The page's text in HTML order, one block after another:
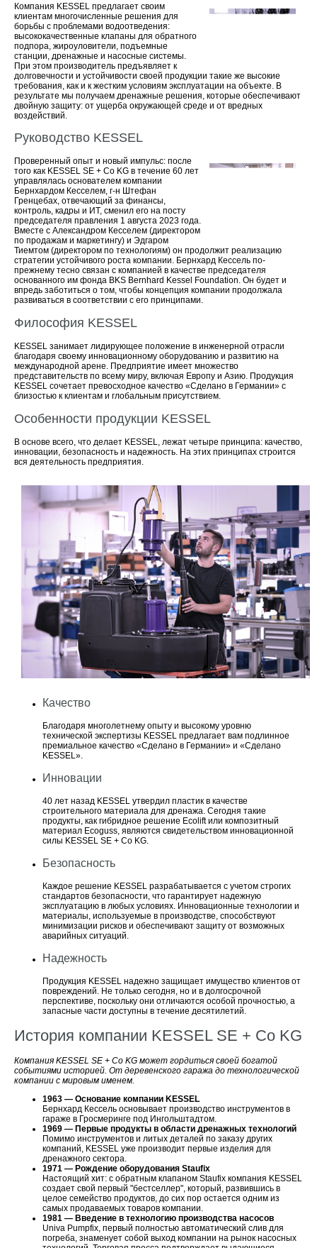
Компания KESSEL предлагает своим
клиентам многочисленные решения для
борьбы с проблемами водоотведения:
высококачественные клапаны для обратного
подпора, жироуловители, подъемные
станции, дренажные и насосные системы.
При этом производитель предъявляет к
долговечности и устойчивости своей продукции такие же высокие
требования, как и к жестким условиям эксплуатации на объекте. В
результате мы получаем дренажные решения, которые обеспечивают
двойную защиту: от ущерба окружающей среде и от вредных
воздействий.
Руководство KESSEL
Проверенный опыт и новый импульс: после
того как KESSEL SE + Co KG в течение 60 лет
управлялась основателем компании
Бернхардом Кесселем, г-н Штефан
Гренцебах, отвечающий за финансы,
контроль, кадры и ИТ, сменил его на посту
председателя правления 1 августа 2023 года.
Вместе с Александром Кесселем (директором
по продажам и маркетингу) и Эдгаром
Тиемтом (директором по технологиям) он продолжит реализацию
стратегии устойчивого роста компании. Бернхард Кессель по-
прежнему тесно связан с компанией в качестве председателя
основанного им фонда BKS Bernhard Kessel Foundation. Он будет и
впредь заботиться о том, чтобы концепция компании продолжала
развиваться в соответствии с его принципами.
Философия KESSEL
KESSEL занимает лидирующее положение в инженерной отрасли
благодаря своему инновационному оборудованию и развитию на
международной арене. Предприятие имеет множество
представительств по всему миру, включая Европу и Азию. Продукция
KESSEL сочетает превосходное качество «Сделано в Германии» с
близостью к клиентам и глобальным присутствием.
Особенности продукции KESSEL
В основе всего, что делает KESSEL, лежат четыре принципа: качество,
инновации, безопасность и надежность. На этих принципах строится
вся деятельность предприятия.
Качество
Благодаря многолетнему опыту и высокому уровню
технической экспертизы KESSEL предлагает вам подлинное
премиальное качество «Сделано в Германии» и «Сделано
KESSEL».
Инновации
40 лет назад KESSEL утвердил пластик в качестве
строительного материала для дренажа. Сегодня такие
продукты, как гибридное решение Ecolift или композитный
материал Ecoguss, являются свидетельством инновационной
силы KESSEL SE + Co KG.
Безопасность
Каждое решение KESSEL разрабатывается с учетом строгих
стандартов безопасности, что гарантирует надежную
эксплуатацию в любых условиях. Инновационные технологии и
материалы, используемые в производстве, способствуют
минимизации рисков и обеспечивают защиту от возможных
аварийных ситуаций.
Надежность
Продукция KESSEL надежно защищает имущество клиентов от
повреждений. Не только сегодня, но и в долгосрочной
перспективе, поскольку они отличаются особой прочностью, а
запасные части доступны в течение десятилетий.
История компании KESSEL SE + Co KG
Компания KESSEL SE + Co KG может гордиться своей богатой
событиями историей. От деревенского гаража до технологической
компании с мировым именем.
1963 — Основание компании KESSEL
Бернхард Кессель основывает производство инструментов в
гараже в Гросмеринге под Ингольштадтом.
1969 — Первые продукты в области дренажных технологий
Помимо инструментов и литых деталей по заказу других
компаний, KESSEL уже производит первые изделия для
дренажного сектора.
1971 — Рождение оборудования Staufix
Настоящий хит: с обратным клапаном Staufix компания KESSEL
создает свой первый "бестселлер", который, развившись в
целое семейство продуктов, до сих пор остается одним из
самых продаваемых товаров компании.
1981 — Введение в технологию производства насосов
Univa Pumpfix, первый полностью автоматический слив для
погреба, знаменует собой выход компании на рынок насосных